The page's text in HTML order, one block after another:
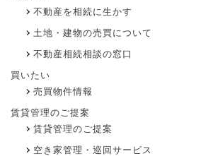
不動産を相続に生かす
土地・建物の売買について
不動産相続相談の窓口
買いたい
売買物件情報
賃貸管理のご提案
賃貸管理のご提案
空き家管理・巡回サービス